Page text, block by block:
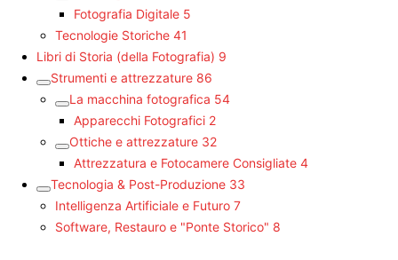
Fotografia Digitale 5
Tecnologie Storiche 41
Libri di Storia (della Fotografia) 9
Strumenti e attrezzature 86
La macchina fotografica 54
Apparecchi Fotografici 2
Ottiche e attrezzature 32
Attrezzatura e Fotocamere Consigliate 4
Tecnologia & Post-Produzione 33
Intelligenza Artificiale e Futuro 7
Software, Restauro e "Ponte Storico" 8